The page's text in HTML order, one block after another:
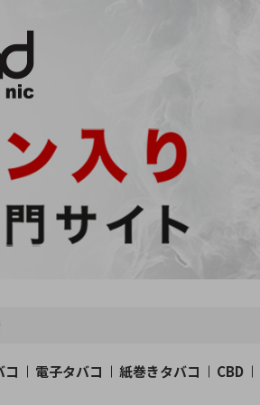
コ 電子タバコ 紙巻きタバコ CBD